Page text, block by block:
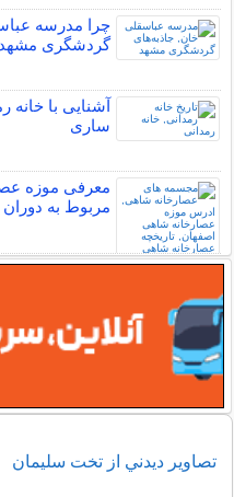
چرا مدرسه
گردشگری
آشنایی با خانه
ساری
معرفی موزه
مربوط به
تصاوير ديدني از تخت سليمان